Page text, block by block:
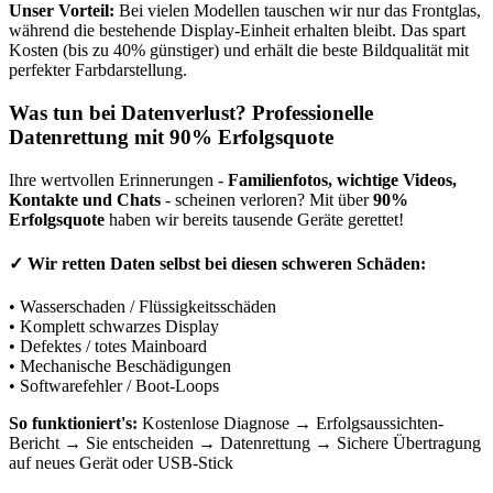
Unser Vorteil: Bei vielen Modellen tauschen wir nur das Frontglas,
während die bestehende Display-Einheit erhalten bleibt. Das spart
Kosten (bis zu 40% günstiger) und erhält die beste Bildqualität mit
perfekter Farbdarstellung.
Was tun bei Datenverlust? Professionelle
Datenrettung mit 90% Erfolgsquote
Ihre wertvollen Erinnerungen - Familienfotos, wichtige Videos,
Kontakte und Chats - scheinen verloren? Mit über90%
Erfolgsquote haben wir bereits tausende Geräte gerettet!
✓ Wir retten Daten selbst bei diesen schweren Schäden:
• Wasserschaden / Flüssigkeitsschäden
• Komplett schwarzes Display
• Defektes / totes Mainboard
• Mechanische Beschädigungen
• Softwarefehler / Boot-Loops
So funktioniert's: Kostenlose Diagnose → Erfolgsaussichten-
Bericht → Sie entscheiden → Datenrettung → Sichere Übertragung
auf neues Gerät oder USB-Stick